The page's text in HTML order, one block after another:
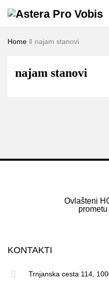
Home najam stanovi
najam stanovi
Ovlašteni
KONTAKTI
Trnjanska cesta 114,